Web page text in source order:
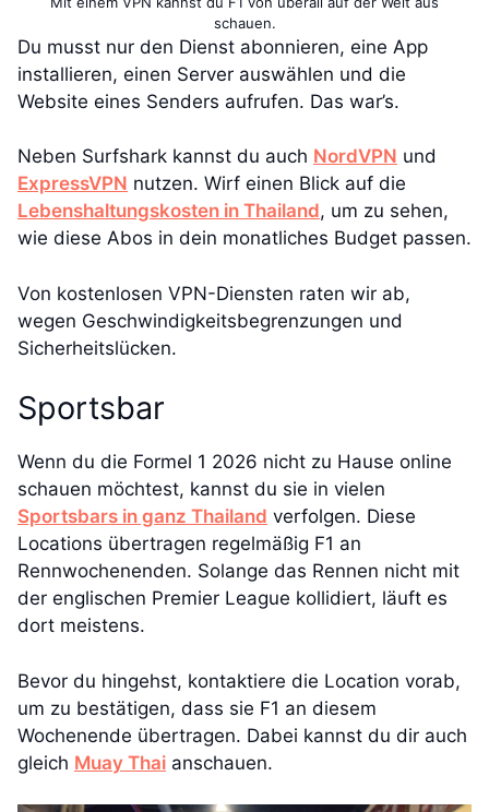
schauen.
Du musst nur den Dienst abonnieren, eine App
installieren, einen Server auswählen und die
Website eines Senders aufrufen. Das war’s.
Neben Surfshark kannst du auch NordVPN und
ExpressVPN nutzen. Wirf einen Blick auf die
Lebenshaltungskosten in Thailand, um zu sehen,
wie diese Abos in dein monatliches Budget passen.
Von kostenlosen VPN-Diensten raten wir ab,
wegen Geschwindigkeitsbegrenzungen und
Sicherheitslücken.
Sportsbar
Wenn du die Formel 1 2026 nicht zu Hause online
schauen möchtest, kannst du sie in vielen
Sportsbars in ganz Thailand verfolgen. Diese
Locations übertragen regelmäßig F1 an
Rennwochenenden. Solange das Rennen nicht mit
der englischen Premier League kollidiert, läuft es
dort meistens.
Bevor du hingehst, kontaktiere die Location vorab,
um zu bestätigen, dass sie F1 an diesem
Wochenende übertragen. Dabei kannst du dir auch
gleich Muay Thai anschauen.